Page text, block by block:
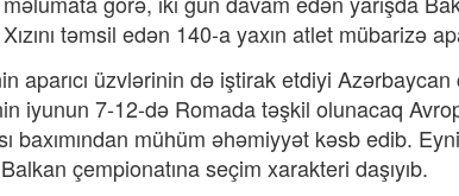
təmsil edən 140-a yaxın atlet mübarizə
aparıcı üzvlərinin də iştirak etdiyi
iyunun 7-12-də Romada təşkil olunacaq
baxımından mühüm əhəmiyyət kəsb edib.
çempionatına seçim xarakteri daşıyıb.